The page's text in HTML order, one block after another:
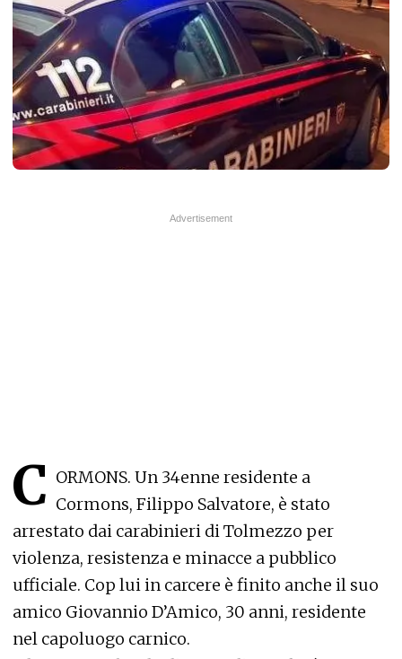
C ORMONS. Un 34enne residente a
Cormons, Filippo Salvatore, è stato
arrestato dai carabinieri di Tolmezzo per
violenza, resistenza e minacce a pubblico
ufficiale. Cop lui in carcere è finito anche il suo
amico Giovannio D’Amico, 30 anni, residente
nel capoluogo carnico.